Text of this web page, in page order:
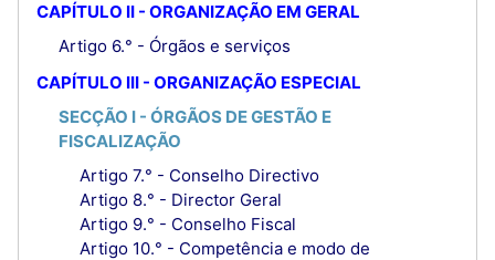
CAPÍTULO II - ORGANIZAÇÃO EM GERAL
Artigo 6.° - Órgãos e serviços
CAPÍTULO III - ORGANIZAÇÃO ESPECIAL
SECÇÃO I - ÓRGÃOS DE GESTÃO E
FISCALIZAÇÃO
Artigo 7.° - Conselho Directivo
Artigo 8.° - Director Geral
Artigo 9.° - Conselho Fiscal
Artigo 10.° - Competência e modo de